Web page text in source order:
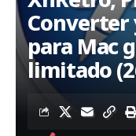
Converter
para Mac
limitado